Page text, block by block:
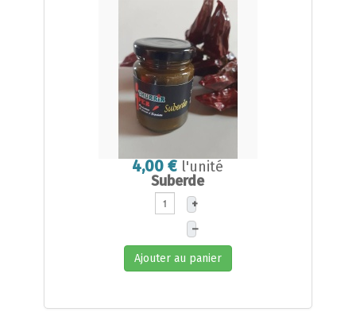
4,00 € l'unité
Suberde
+
–
Ajouter au panier